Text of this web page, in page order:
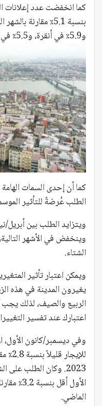
كما انخفضت عدد إعلانات
و5.9٪ في أنقرة، و5.5٪ في إزمير.
كما أن إحدى السمات
الطلب عُرضةً للتأثير
ويتزايد الطلب بين
وينخفض في الأشهر
الشتاء.
ويمكن اعتبار تأثير
يغيرون المدينة في هذه
الربيع والصيف، لذلك
اعتبارك عند تفسير
وفي ديسمبر/كانون
2023. وكان الطلب
الأول
الماضي.